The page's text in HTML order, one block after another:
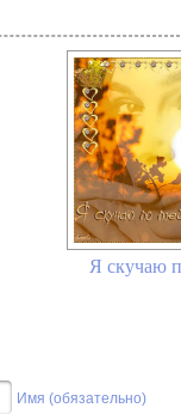
Я скучаю
Имя (обязательно)